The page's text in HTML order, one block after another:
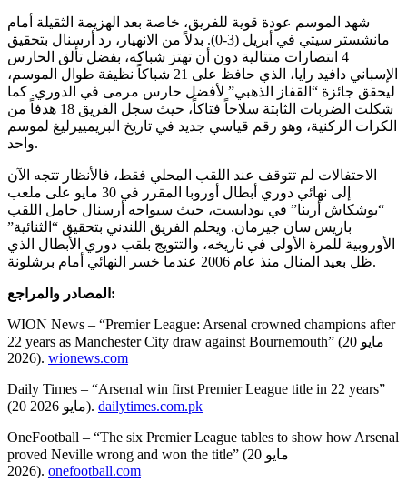
شهد الموسم عودة قوية للفريق، خاصة بعد الهزيمة الثقيلة أمام
مانشستر سيتي في أبريل (3-0). بدلاً من الانهيار، رد أرسنال بتحقيق
4 انتصارات متتالية دون أن تهتز شباكه، بفضل تألق الحارس
الإسباني دافيد رايا، الذي حافظ على 21 شباكاً نظيفة طوال الموسم،
ليحقق جائزة “القفاز الذهبي” لأفضل حارس مرمى في الدوري. كما
شكلت الضربات الثابتة سلاحاً فتاكاً، حيث سجل الفريق 18 هدفاً من
الكرات الركنية، وهو رقم قياسي جديد في تاريخ البريمييرليغ لموسم
واحد.
الاحتفالات لم تتوقف عند اللقب المحلي فقط، فالأنظار تتجه الآن
إلى نهائي دوري أبطال أوروبا المقرر في 30 مايو على ملعب
“بوشكاش أرينا” في بودابست، حيث سيواجه أرسنال حامل اللقب
باريس سان جيرمان. ويحلم الفريق اللندني بتحقيق “الثنائية”
الأوروبية للمرة الأولى في تاريخه، والتتويج بلقب دوري الأبطال الذي
ظل بعيد المنال منذ عام 2006 عندما خسر النهائي أمام برشلونة.
المصادر والمراجع:
WION News – “Premier League: Arsenal crowned champions after
22 years as Manchester City draw against Bournemouth” (20 مايو
2026). wionews.com
Daily Times – “Arsenal win first Premier League title in 22 years”
(20 مايو 2026). dailytimes.com.pk
OneFootball – “The six Premier League tables to show how Arsenal
proved Neville wrong and won the title” (20 مايو
2026). onefootball.com